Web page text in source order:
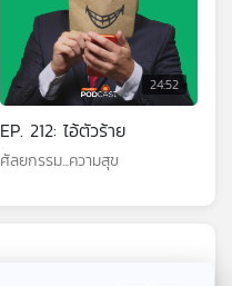
24:52
EP. 212: ไอ้ตัวร้าย
ศัลยกรรม...ความสุข